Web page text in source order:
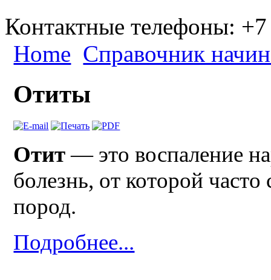
Контактные телефоны:
Home Справочник
Отиты
Отит— это воспаление
болезнь, от которой
пород.
Подробнее...